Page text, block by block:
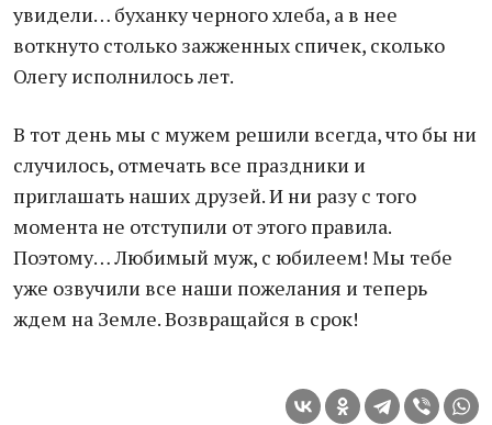
увидели… буханку черного хлеба, а в нее
воткнуто столько зажженных спичек, сколько
Олегу исполнилось лет.
В тот день мы с мужем решили всегда, что бы ни
случилось, отмечать все праздники и
приглашать наших друзей. И ни разу с того
момента не отступили от этого правила.
Поэтому… Любимый муж, с юбилеем! Мы тебе
уже озвучили все наши пожелания и теперь
ждем на Земле. Возвращайся в срок!